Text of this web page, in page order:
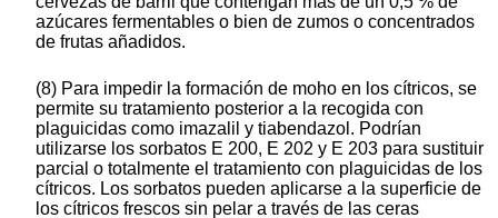
azúcares fermentables o bien de zumos o concentrados
de frutas añadidos.
(8) Para impedir la formación de moho en los cítricos, se
permite su tratamiento posterior a la recogida con
plaguicidas como imazalil y tiabendazol. Podrían
utilizarse los sorbatos E 200, E 202 y E 203 para sustituir
parcial o totalmente el tratamiento con plaguicidas de los
cítricos. Los sorbatos pueden aplicarse a la superficie de
los cítricos frescos sin pelar a través de las ceras